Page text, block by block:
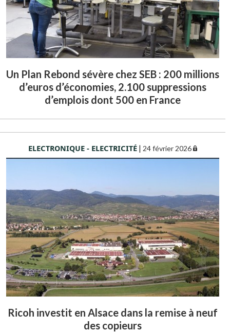
Un Plan Rebond sévère chez SEB : 200 millions
d’euros d’économies, 2.100 suppressions
d’emplois dont 500 en France
ELECTRONIQUE - ELECTRICITÉ | 24 février 2026
Ricoh investit en Alsace dans la remise à neuf
des copieurs